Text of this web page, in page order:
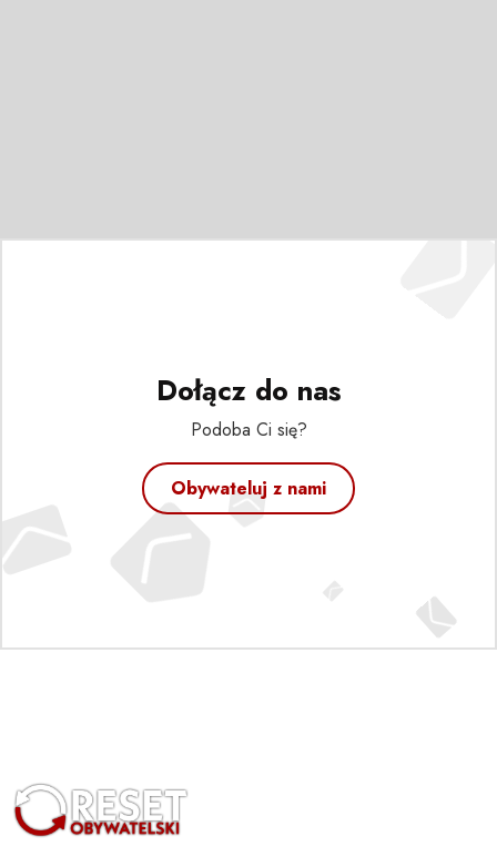
Dołącz do nas
Podoba Ci się?
Obywateluj z nami